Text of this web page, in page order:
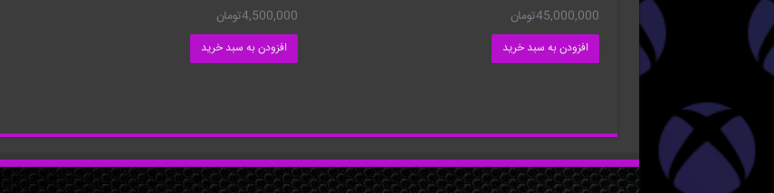
45,000,000تومان
افزودن به سبد خرید
4,500,000تومان
افزودن به سبد خرید